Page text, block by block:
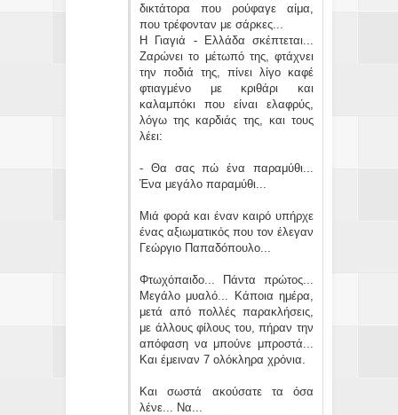
δικτάτορα που ρούφαγε αίμα,
που τρέφονταν με σάρκες...
Η Γιαγιά - Ελλάδα σκέπτεται...
Ζαρώνει το μέτωπό της, φτάχνει
την ποδιά της, πίνει λίγο καφέ
φτιαγμένο με κριθάρι και
καλαμπόκι που είναι ελαφρύς,
λόγω της καρδιάς της, και τους
λέει:
- Θα σας πώ ένα παραμύθι...
Ένα μεγάλο παραμύθι...
Μιά φορά και έναν καιρό υπήρχε
ένας αξιωματικός που τον έλεγαν
Γεώργιο Παπαδόπουλο...
Φτωχόπαιδο... Πάντα πρώτος...
Μεγάλο μυαλό... Κάποια ημέρα,
μετά από πολλές παρακλήσεις,
με άλλους φίλους του, πήραν την
απόφαση να μπούνε μπροστά...
Και έμειναν 7 ολόκληρα χρόνια.
Και σωστά ακούσατε τα όσα
λένε... Να...